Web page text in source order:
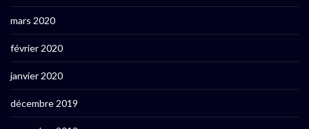
mars 2020
février 2020
janvier 2020
décembre 2019